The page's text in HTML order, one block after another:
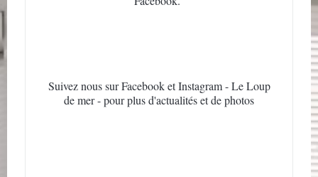
Suivez nous sur Facebook et Instagram - Le Loup
de mer - pour plus d'actualités et de photos